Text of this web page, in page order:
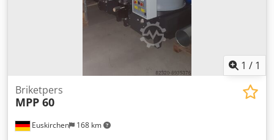
Dankzij de voorcompressor kunnen ook ook volumineuze
spanen verwerkt worden - Geen instelwerk of drukcontrole
van de druk nodig - Nieuwe tentoonstellingsmachine -
1 / 1
Euskirchen 168 km
Briketpers
MPP 60